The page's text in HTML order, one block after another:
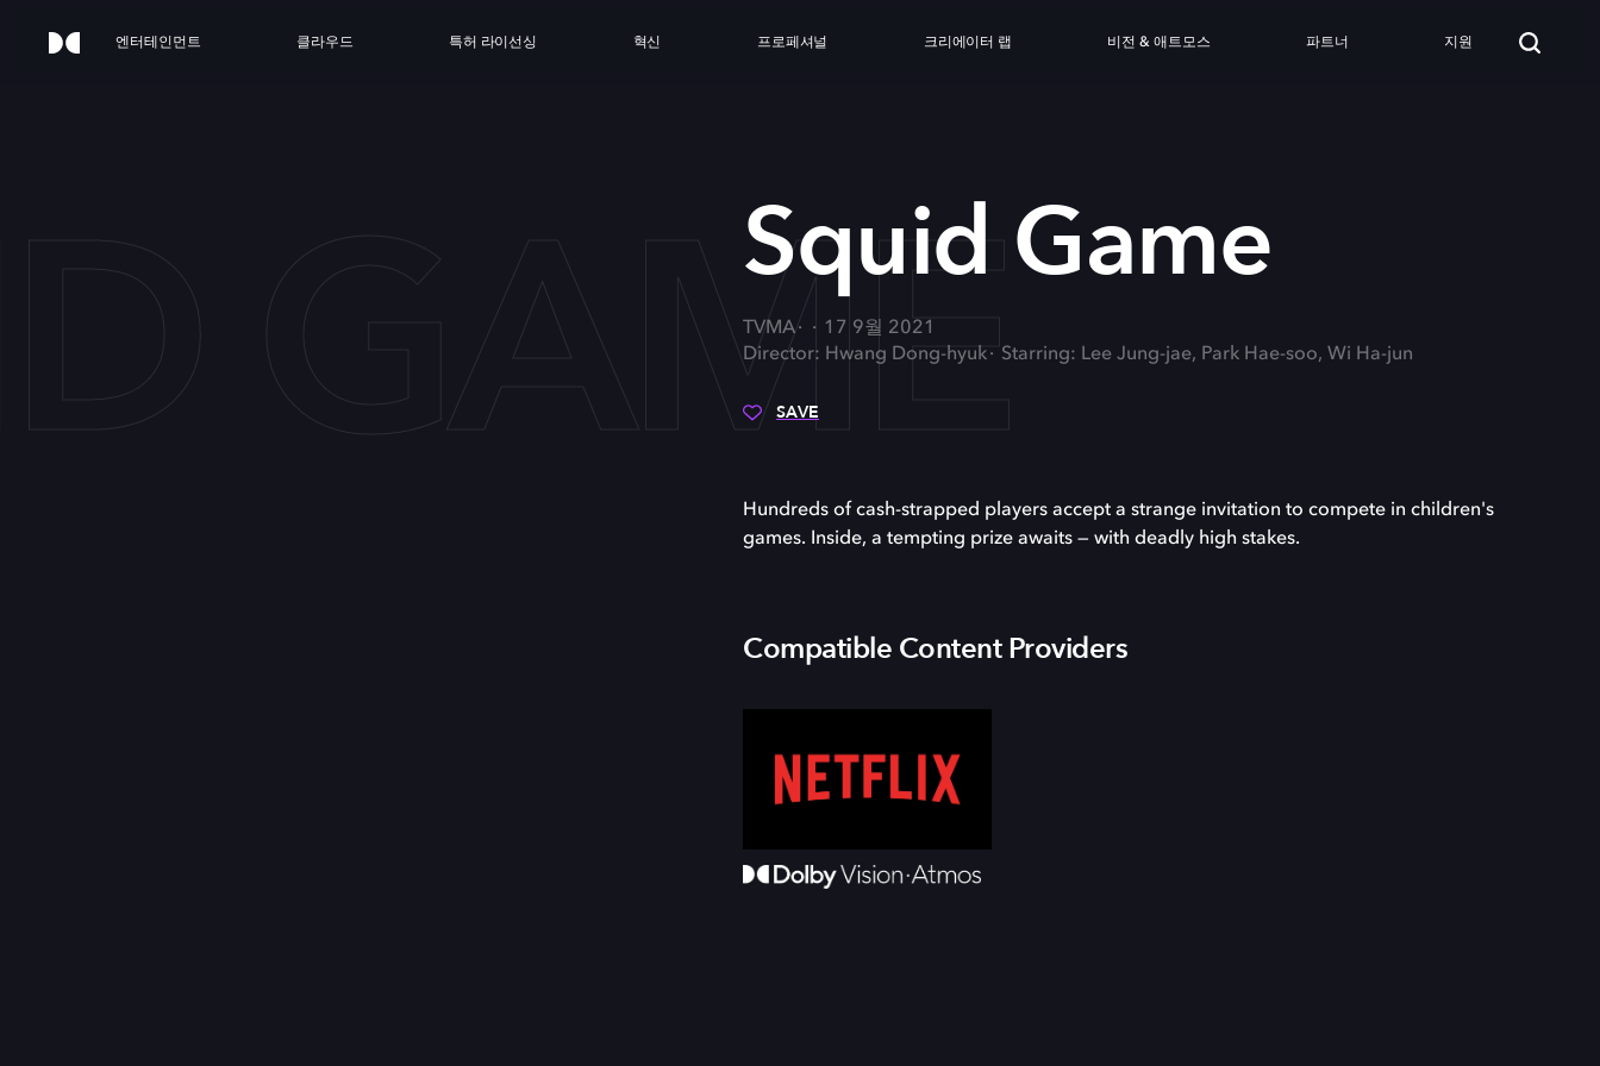
엔터테인먼트 클라우드 특허 라이선싱 혁신 프로페셔널 크리에이터 랩 비전 & 애트모스 파트너 지원
GAME
Squid Game
TVMA
17 9월 2021
Director: Hwang Dong-hyuk
Starring: Lee Jung-jae, Park Hae-soo, Wi Ha-jun
SAVE
Hundreds of cash-strapped players accept a strange invitation to compete in children's
games. Inside, a tempting prize awaits — with deadly high stakes.
Compatible Content Providers